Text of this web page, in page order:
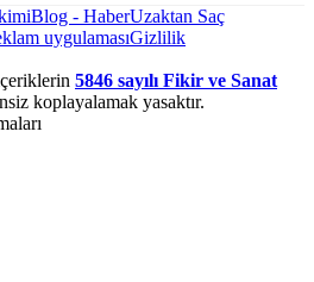
Blog - HaberUzaktan Saç
uygulamasıGizlilik
5846 sayılı Fikir ve Sanat
koplayalamak yasaktır.